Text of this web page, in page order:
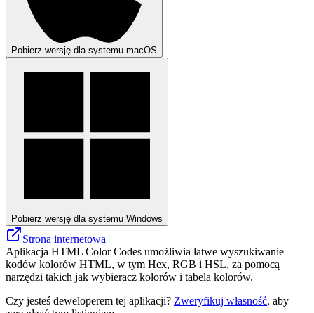
Pobierz wersję dla systemu macOS
Pobierz wersję dla systemu Windows
Strona internetowa
Aplikacja HTML Color Codes umożliwia łatwe wyszukiwanie
kodów kolorów HTML, w tym Hex, RGB i HSL, za pomocą
narzędzi takich jak wybieracz kolorów i tabela kolorów.
Czy jesteś deweloperem tej aplikacji? Zweryfikuj własność, aby